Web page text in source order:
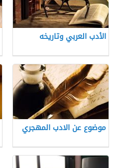
الأدب العربي وتاريخه
موضوع عن الادب المهجري